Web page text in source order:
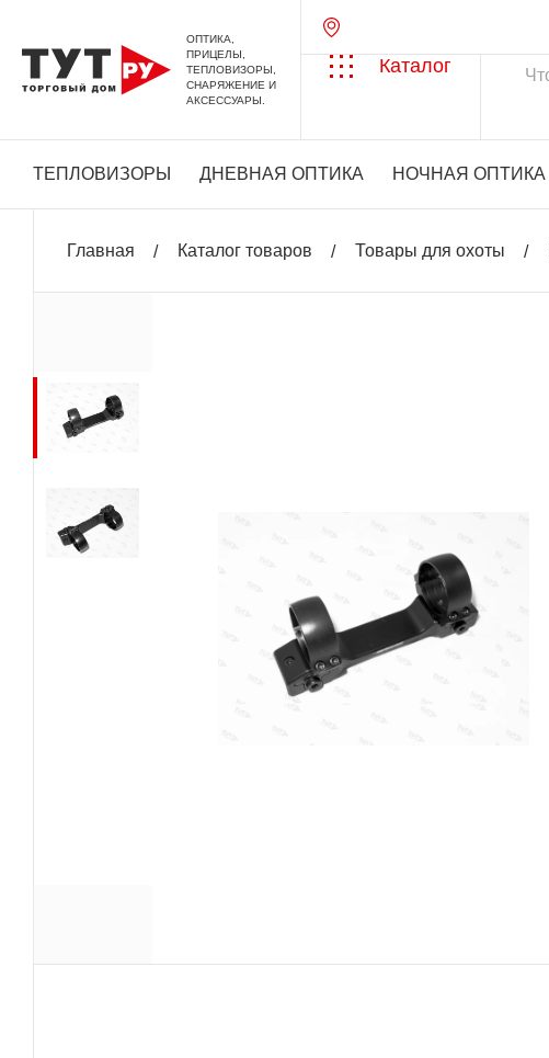
ОПТИКА,
ПРИЦЕЛЫ,
ТЕПЛОВИЗОРЫ,
СНАРЯЖЕНИЕ И
АКСЕССУАРЫ.
Каталог
ТЕПЛОВИЗОРЫ ДНЕВНАЯ ОПТИКА НОЧНАЯ ОПТИКА
Главная Каталог товаров Товары для охоты